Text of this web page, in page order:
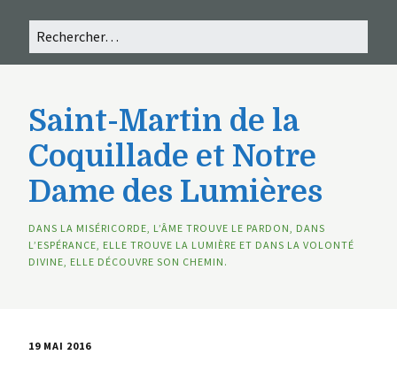
Saint-Martin de la
Coquillade et Notre
Dame des Lumières
DANS LA MISÉRICORDE, L’ÂME TROUVE LE PARDON, DANS
L’ESPÉRANCE, ELLE TROUVE LA LUMIÈRE ET DANS LA VOLONTÉ
DIVINE, ELLE DÉCOUVRE SON CHEMIN.
19 MAI 2016